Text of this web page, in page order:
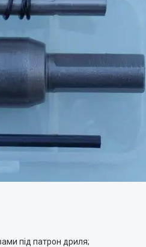
під патрон дриля;